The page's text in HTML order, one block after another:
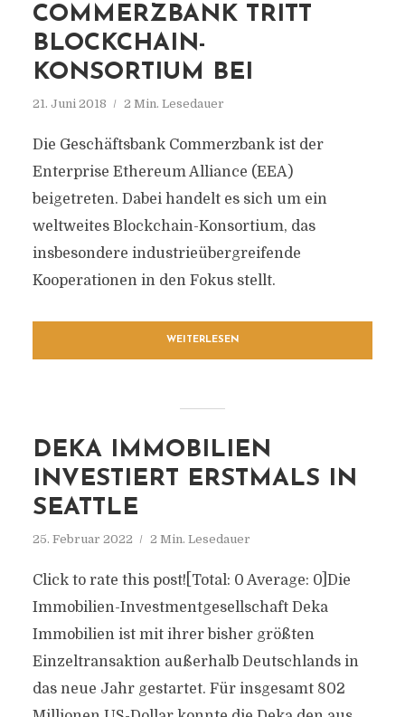
COMMERZBANK TRITT
BLOCKCHAIN-
KONSORTIUM BEI
21. Juni 2018 2 Min. Lesedauer
Die Geschäftsbank Commerzbank ist der
Enterprise Ethereum Alliance (EEA)
beigetreten. Dabei handelt es sich um ein
weltweites Blockchain-Konsortium, das
insbesondere industrieübergreifende
Kooperationen in den Fokus stellt.
WEITERLESEN
DEKA IMMOBILIEN
INVESTIERT ERSTMALS IN
SEATTLE
25. Februar 2022 2 Min. Lesedauer
Click to rate this post![Total: 0 Average: 0]Die
Immobilien-Investmentgesellschaft Deka
Immobilien ist mit ihrer bisher größten
Einzeltransaktion außerhalb Deutschlands in
das neue Jahr gestartet. Für insgesamt 802